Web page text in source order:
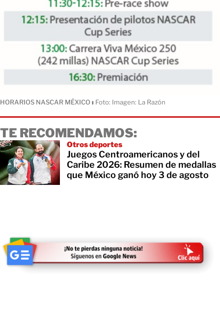
HORARIOS NASCAR MÉXICO ı Foto: Imagen: La Razón
TE RECOMENDAMOS:
Otros deportes
Juegos Centroamericanos y del
Caribe 2026: Resumen de medallas
que México ganó hoy 3 de agosto